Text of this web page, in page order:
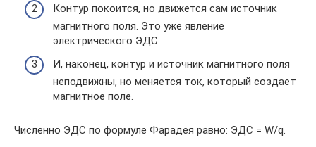
Контур покоится, но движется сам источник
магнитного поля. Это уже явление
электрического ЭДС.
И, наконец, контур и источник магнитного поля
неподвижны, но меняется ток, который создает
магнитное поле.
Численно ЭДС по формуле Фарадея равно: ЭДС = W/q.